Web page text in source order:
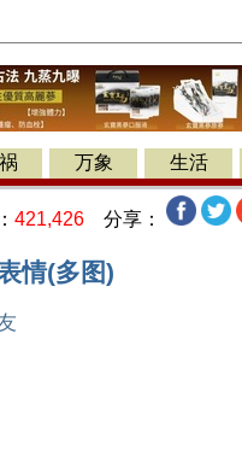
万象 生活
421,426 分享：
情(多图)